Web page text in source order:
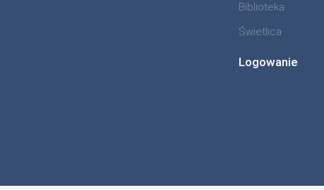
Biblioteka
Świetlica
Logowanie